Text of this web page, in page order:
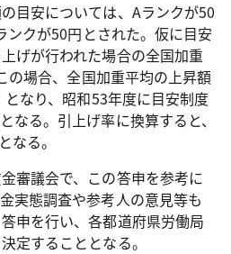
目安については、Aランクが50
ンクが50円とされた。仮に目安
げが行われた場合の全国加重
の場合、全国加重平均の上昇額
なり、昭和53年度に目安制度
なる。引上げ率に換算すると、
なる。
審議会で、この答申を参考に
実態調査や参考人の意見等も
申を行い、各都道府県労働局
定することとなる。